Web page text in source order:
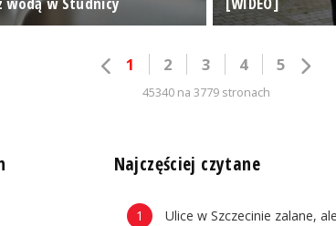
1 2 3 4 5
45340 na 3779 stronach
Najczęściej czytane
Ulice w Szczecinie zalane,